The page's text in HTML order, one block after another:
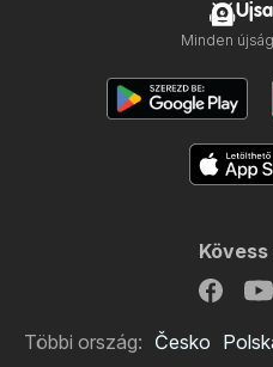
Minden
Többi ország: Česko